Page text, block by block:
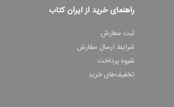
راهنمای خرید از ایران کتاب
ثبت سفارش
شرایط ارسال سفارش
شیوه پرداخت
تخفیف‌های خرید